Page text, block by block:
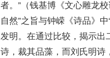
者。”（钱基博《文心雕龙
自然”之旨与钟嵘《诗品》
发明。在通过比较，揭示出
诗，裁其品藻，而刘氏明诗